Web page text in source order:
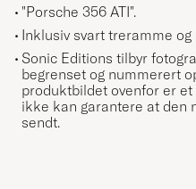
"Porsche 356 ATI".
Inklusiv svart treramme og
Sonic Editions tilbyr
begrenset og nummerert
produktbildet ovenfor er
ikke kan garantere at den
sendt.